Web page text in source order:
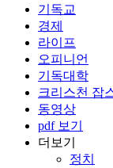
기독교
경제
라이프
오피니언
기독대학
크리스천 잡
동영상
pdf 보기
더보기
정치